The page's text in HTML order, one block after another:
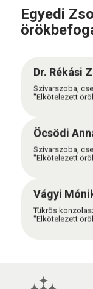
Egyedi
Dr. Rékási
Szivarszoba,
"Elkötelezett
Öcsödi
Szivarszoba,
"Elkötelezett
Vágyi
Tükrös
"Elkötelezett